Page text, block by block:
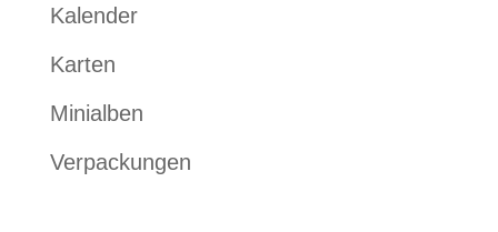
Kalender
Karten
Minialben
Verpackungen